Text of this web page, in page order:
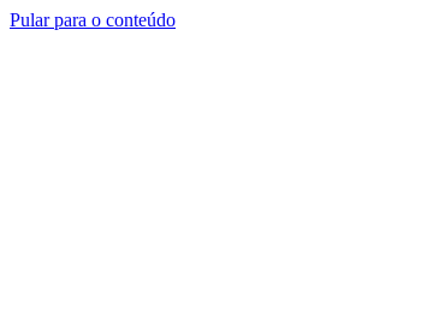
Pular para o conteúdo